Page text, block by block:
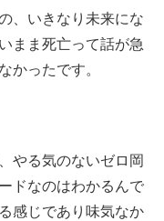
、いきなり未来にな
まま死亡って話が急
かったです。
やる気のないゼロ岡
ドなのはわかるんで
感じであり味気なか